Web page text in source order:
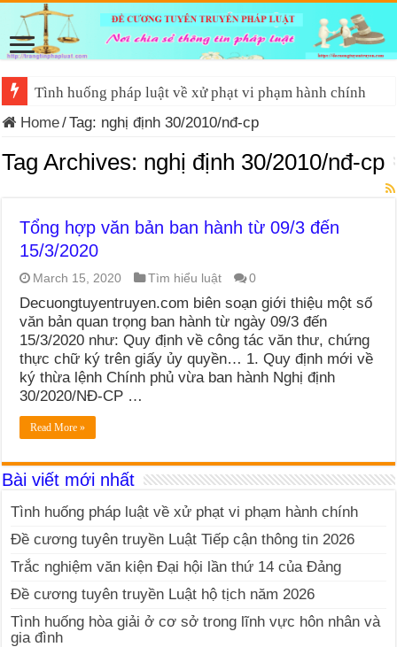
Tình huống pháp luật về xử phạt vi phạm hành chính
Home/Tag: nghị định 30/2010/nđ-cp
Tag Archives: nghị định 30/2010/nđ-cp
Tổng hợp văn bản ban hành từ 09/3 đến
15/3/2020
March 15, 2020 Tìm hiểu luật 0
Decuongtuyentruyen.com biên soạn giới thiệu một số
văn bản quan trọng ban hành từ ngày 09/3 đến
15/3/2020 như: Quy định về công tác văn thư, chứng
thực chữ ký trên giấy ủy quyền… 1. Quy định mới về
ký thừa lệnh Chính phủ vừa ban hành Nghị định
30/2020/NĐ-CP …
Read More »
Bài viết mới nhất
Tình huống pháp luật về xử phạt vi phạm hành chính
Đề cương tuyên truyền Luật Tiếp cận thông tin 2026
Trắc nghiệm văn kiện Đại hội lần thứ 14 của Đảng
Đề cương tuyên truyền Luật hộ tịch năm 2026
Tình huống hòa giải ở cơ sở trong lĩnh vực hôn nhân và
gia đình